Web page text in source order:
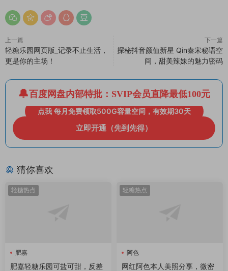
上一篇
轻糖乐园网页版_记录不止生活，
更是你的主场！
下一篇
探秘抖音颜值新星 Qin秦宋秘语空
间，甜美辣妹的魅力密码
百度网盘内部特批：SVIP会员直降最低100元
点我 每月免费领取500G容量空间，有效期30天
立即开通（先到先得）
猜你喜欢
轻糖热点
肥嘉
肥嘉轻糖乐园可盐可甜，反差
轻糖热点
阿色
网红阿色本人美照分享，微密